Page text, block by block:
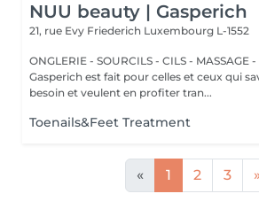
NUU beauty | Gasperich
21, rue Evy Friederich Luxembourg L-1552
ONGLERIE - SOURCILS - CILS - MASSAGE
Gasperich est fait pour celles et ceux qui
besoin et veulent en profiter tran...
Toenails&Feet Treatment
« 1 2 3 »